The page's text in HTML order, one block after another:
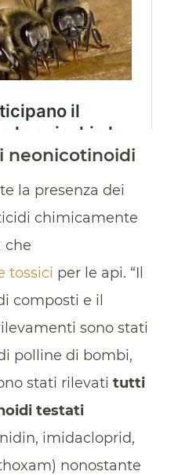
neonicotinoidi
la presenza dei
chimicamente
che
tossici per le api. “Il
composti e il
sono stati
polline di bombi,
stati rilevati tutti
testati
imidacloprid,
nonostante